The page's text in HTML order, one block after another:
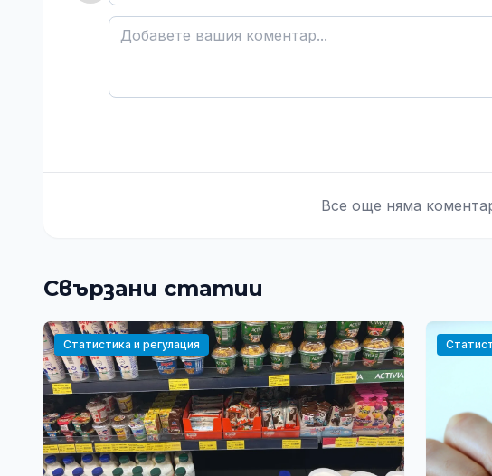
Все още няма
Свързани статии
Статистика и регулация